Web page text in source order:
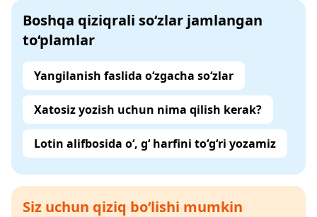
Boshqa qiziqrali so‘zlar jamlangan
to‘plamlar
Yangilanish faslida o‘zgacha so‘zlar
Xatosiz yozish uchun nima qilish kerak?
Lotin alifbosida o‘, g‘ harfini to‘g‘ri yozamiz
Siz uchun qiziq bo‘lishi mumkin